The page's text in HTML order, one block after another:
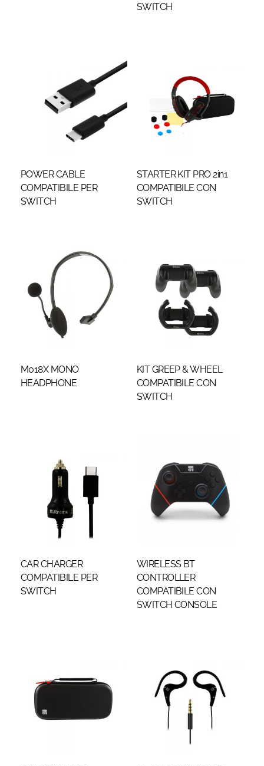
SWITCH
POWER CABLE
COMPATIBILE PER
SWITCH
STARTER KIT PRO 2in1
COMPATIBILE CON
SWITCH
M018X MONO
HEADPHONE
KIT GREEP & WHEEL
COMPATIBILE CON
SWITCH
CAR CHARGER
COMPATIBILE PER
SWITCH
WIRELESS BT
CONTROLLER
COMPATIBILE CON
SWITCH CONSOLE